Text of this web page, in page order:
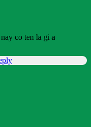
co ten la gi a